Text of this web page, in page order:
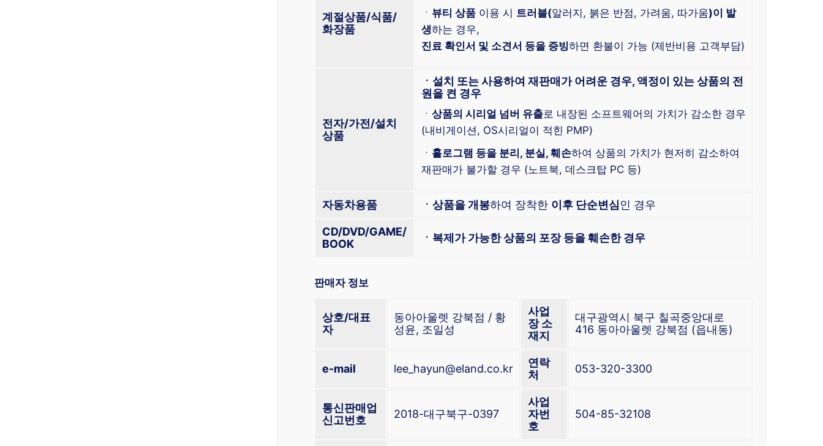
계절상품/식품/
화장품
ㆍ 뷰티 상품 이용 시 트러블(알러지, 붉은 반점, 가려움, 따가움)이 발
생하는 경우,
진료 확인서 및 소견서 등을 증빙하면 환불이 가능 (제반비용 고객부담)
전자/가전/설치
상품
ㆍ설치 또는 사용하여 재판매가 어려운 경우, 액정이 있는 상품의 전
원을 켠 경우
ㆍ 상품의 시리얼 넘버 유출로 내장된 소프트웨어의 가치가 감소한 경우
(내비게이션, OS시리얼이 적힌 PMP)
ㆍ 홀로그램 등을 분리, 분실, 훼손하여 상품의 가치가 현저히 감소하여
재판매가 불가할 경우 (노트북, 데스크탑 PC 등)
자동차용품 ㆍ상품을 개봉하여 장착한 이후 단순변심인 경우
CD/DVD/GAME/
BOOK
ㆍ복제가 가능한 상품의 포장 등을 훼손한 경우
판매자 정보
상호/대표
자
동아아울렛 강북점 / 황
성윤, 조일성
사업
장 소
재지
대구광역시 북구 칠곡중앙대로
416 동아아울렛 강북점 (읍내동)
e-mail lee_hayun@eland.co.kr
연락
처
053-320-3300
통신판매업
신고번호
2018-대구북구-0397
사업
자번
호
504-85-32108